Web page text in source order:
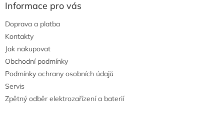
Informace pro vás
Doprava a platba
Kontakty
Jak nakupovat
Obchodní podmínky
Podmínky ochrany osobních údajů
Servis
Zpětný odběr elektrozařízení a baterií